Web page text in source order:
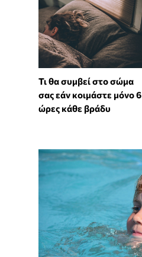
Τι θα συμβεί στο σώμα
σας εάν κοιμάστε μόνο 6
ώρες κάθε βράδυ